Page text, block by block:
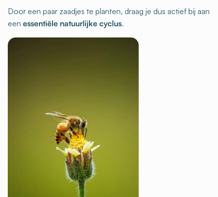
Door een paar zaadjes te planten, draag je dus actief bij aan
een essentiële natuurlijke cyclus.